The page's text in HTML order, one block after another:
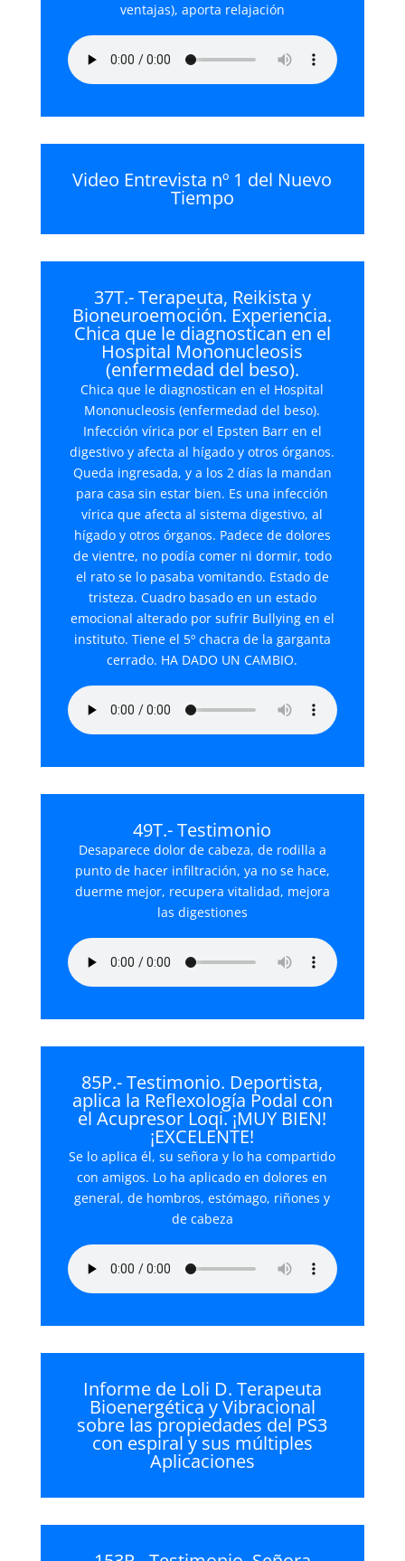
ventajas), aporta relajación
Video Entrevista nº 1 del Nuevo
Tiempo
37T.- Terapeuta, Reikista y
Bioneuroemoción. Experiencia.
Chica que le diagnostican en el
Hospital Mononucleosis
(enfermedad del beso).
Chica que le diagnostican en el Hospital
Mononucleosis (enfermedad del beso).
Infección vírica por el Epsten Barr en el
digestivo y afecta al hígado y otros órganos.
Queda ingresada, y a los 2 días la mandan
para casa sin estar bien. Es una infección
vírica que afecta al sistema digestivo, al
hígado y otros órganos. Padece de dolores
de vientre, no podía comer ni dormir, todo
el rato se lo pasaba vomitando. Estado de
tristeza. Cuadro basado en un estado
emocional alterado por sufrir Bullying en el
instituto. Tiene el 5º chacra de la garganta
cerrado. HA DADO UN CAMBIO.
49T.- Testimonio
Desaparece dolor de cabeza, de rodilla a
punto de hacer infiltración, ya no se hace,
duerme mejor, recupera vitalidad, mejora
las digestiones
85P.- Testimonio. Deportista,
aplica la Reflexología Podal con
el Acupresor Loqi. ¡MUY BIEN!
¡EXCELENTE!
Se lo aplica él, su señora y lo ha compartido
con amigos. Lo ha aplicado en dolores en
general, de hombros, estómago, riñones y
de cabeza
Informe de Loli D. Terapeuta
Bioenergética y Vibracional
sobre las propiedades del PS3
con espiral y sus múltiples
Aplicaciones